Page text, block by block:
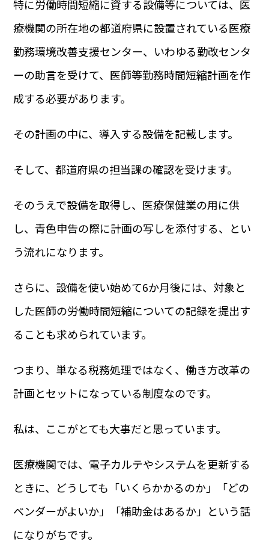
特に労働時間短縮に資する設備等については、医
療機関の所在地の都道府県に設置されている医療
勤務環境改善支援センター、いわゆる勤改センタ
ーの助言を受けて、医師等勤務時間短縮計画を作
成する必要があります。
その計画の中に、導入する設備を記載します。
そして、都道府県の担当課の確認を受けます。
そのうえで設備を取得し、医療保健業の用に供
し、青色申告の際に計画の写しを添付する、とい
う流れになります。
さらに、設備を使い始めて6か月後には、対象と
した医師の労働時間短縮についての記録を提出す
ることも求められています。
つまり、単なる税務処理ではなく、働き方改革の
計画とセットになっている制度なのです。
私は、ここがとても大事だと思っています。
医療機関では、電子カルテやシステムを更新する
ときに、どうしても「いくらかかるのか」「どの
ベンダーがよいか」「補助金はあるか」という話
になりがちです。